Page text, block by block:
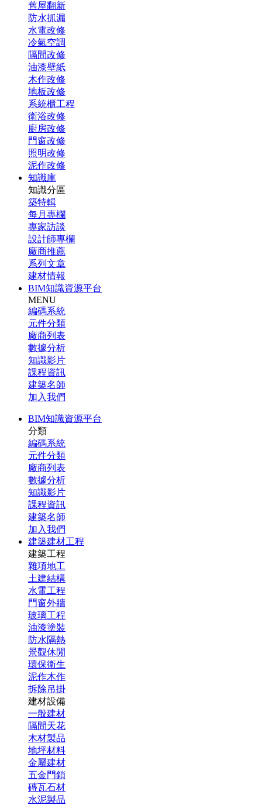
舊屋翻新
防水抓漏
水電改修
冷氣空調
隔間改修
油漆壁紙
木作改修
地板改修
系統櫃工程
衛浴改修
廚房改修
門窗改修
照明改修
泥作改修
知識庫
知識分區
築特輯
每月專欄
專家訪談
設計師專欄
廠商推薦
系列文章
建材情報
BIM知識資源平台
MENU
編碼系統
元件分類
廠商列表
數據分析
知識影片
課程資訊
建築名師
加入我們
BIM知識資源平台
分類
編碼系統
元件分類
廠商列表
數據分析
知識影片
課程資訊
建築名師
加入我們
建築建材工程
建築工程
雜項地工
土建結構
水電工程
門窗外牆
玻璃工程
油漆塗裝
防水隔熱
景觀休閒
環保衛生
泥作木作
拆除吊掛
建材設備
一般建材
隔間天花
木材製品
地坪材料
金屬建材
五金門鎖
磚瓦石材
水泥製品